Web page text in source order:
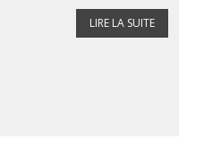
LIRE LA SUITE